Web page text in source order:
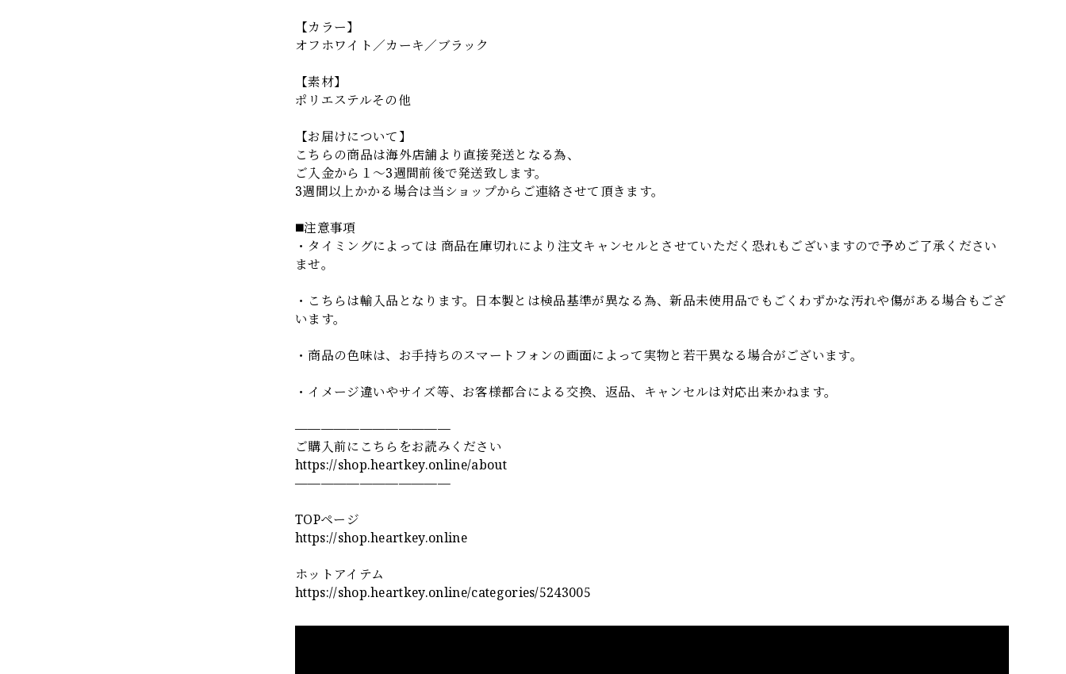
【カラー】
オフホワイト／カーキ／ブラック
【素材】
ポリエステルその他
【お届けについて】
こちらの商品は海外店舗より直接発送となる為、
ご入金から１～3週間前後で発送致します。
3週間以上かかる場合は当ショップからご連絡させて頂きます。
◼️注意事項
・タイミングによっては 商品在庫切れにより注文キャンセルとさせていただく恐れもございますので予めご了承ください
ませ。
・こちらは輸入品となります。日本製とは検品基準が異なる為、新品未使用品でもごくわずかな汚れや傷がある場合もござ
います。
・商品の色味は、お手持ちのスマートフォンの画面によって実物と若干異なる場合がございます。
・イメージ違いやサイズ等、お客様都合による交換、返品、キャンセルは対応出来かねます。
————————————
ご購入前にこちらをお読みください
https://shop.heartkey.online/about
————————————
TOPページ
https://shop.heartkey.online
ホットアイテム
https://shop.heartkey.online/categories/5243005